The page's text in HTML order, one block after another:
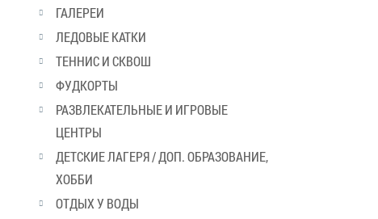
ГАЛЕРЕИ
ЛЕДОВЫЕ КАТКИ
ТЕННИС И СКВОШ
ФУДКОРТЫ
РАЗВЛЕКАТЕЛЬНЫЕ И ИГРОВЫЕ
ЦЕНТРЫ
ДЕТСКИЕ ЛАГЕРЯ / ДОП. ОБРАЗОВАНИЕ,
ХОББИ
ОТДЫХ У ВОДЫ